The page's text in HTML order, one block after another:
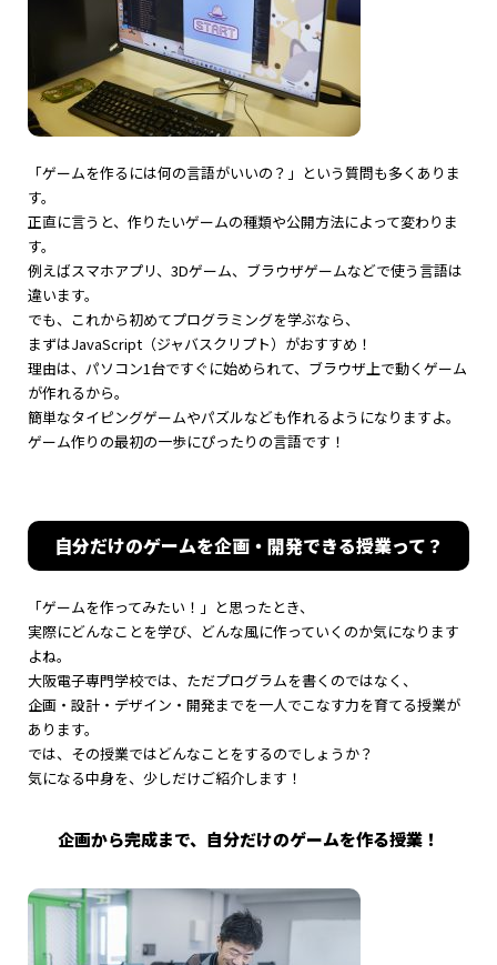
「ゲームを作るには何の言語がいいの？」という質問も多くありま
す。
正直に言うと、作りたいゲームの種類や公開方法によって変わりま
す。
例えばスマホアプリ、3Dゲーム、ブラウザゲームなどで使う言語は
違います。
でも、これから初めてプログラミングを学ぶなら、
まずはJavaScript（ジャバスクリプト）がおすすめ！
理由は、パソコン1台ですぐに始められて、ブラウザ上で動くゲーム
が作れるから。
簡単なタイピングゲームやパズルなども作れるようになりますよ。
ゲーム作りの最初の一歩にぴったりの言語です！
自分だけのゲームを企画・開発できる授業って？
「ゲームを作ってみたい！」と思ったとき、
実際にどんなことを学び、どんな風に作っていくのか気になります
よね。
大阪電子専門学校では、ただプログラムを書くのではなく、
企画・設計・デザイン・開発までを一人でこなす力を育てる授業が
あります。
では、その授業ではどんなことをするのでしょうか？
気になる中身を、少しだけご紹介します！
企画から完成まで、自分だけのゲームを作る授業！